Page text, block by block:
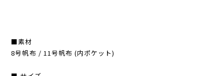
■素材
8号帆布 / 11号帆布 (内ポケット)